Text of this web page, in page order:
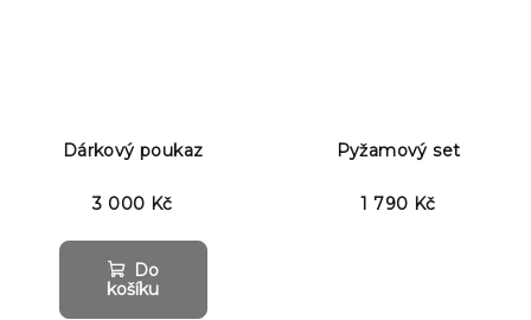
Dárkový poukaz
3 000 Kč
Do
košíku
Pyžamový set
1 790 Kč